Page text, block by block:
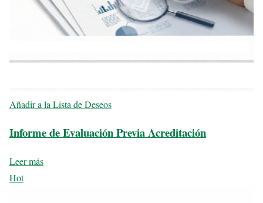
Añadir a la Lista de Deseos
Informe de Evaluación Previa Acreditación
Leer más
Hot